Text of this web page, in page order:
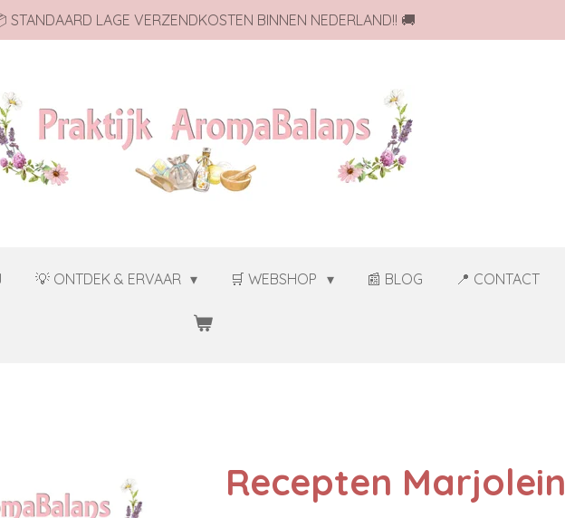
STANDAARD LAGE VERZENDKOSTEN BINNEN NEDERLAND!! 🚚
💡 ONTDEK & ERVAAR 🛒 WEBSHOP 📰 BLOG 📍 CONTACT
Recepten Marjolein